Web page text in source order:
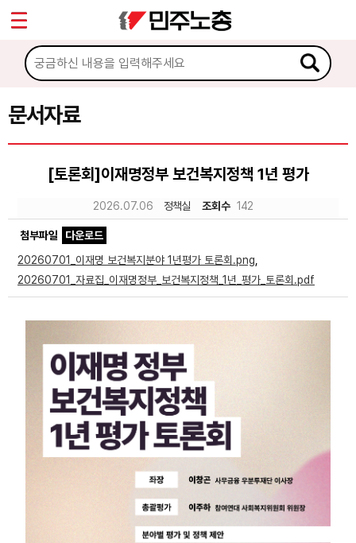
문서자료
[토론회]이재명정부 보건복지정책 1년 평가
2026.07.06 정책실 조회수 142
첨부파일
다운로드
20260701_이재명 보건복지분야 1년평가 토론회.png
20260701_자료집_이재명정부_보건복지정책_1년_평가_토론회.pdf
마이페이지
소개
소식
문서자료
이미지자료
미디어자료
부설기관
Sketchbook5, 스케치북5
Sketchbook5, 스케치북5